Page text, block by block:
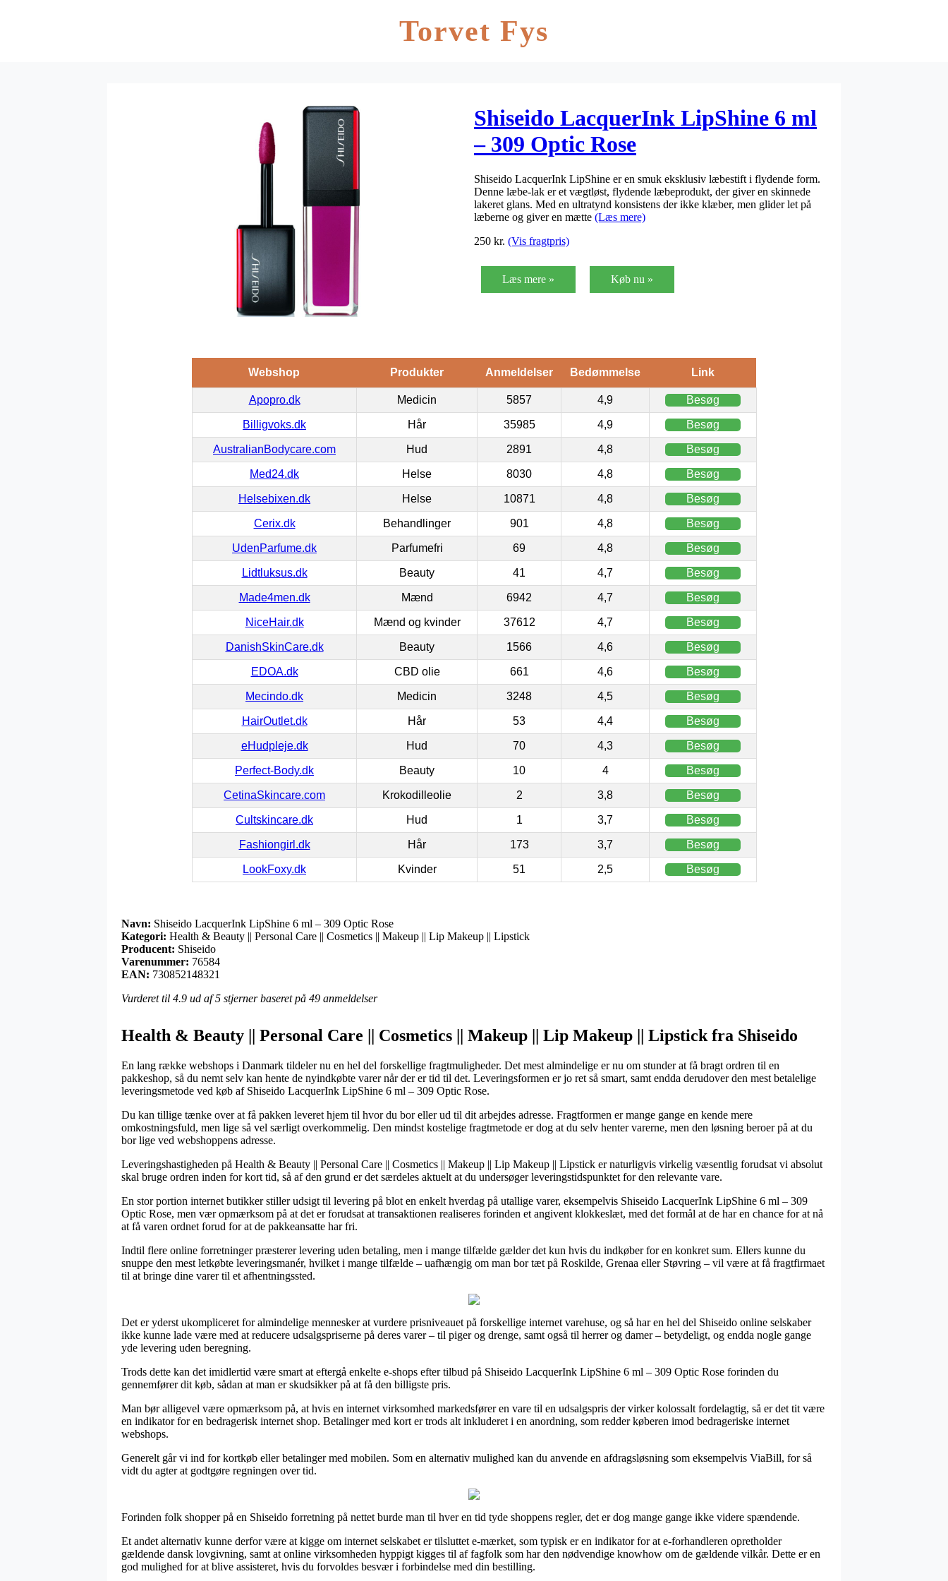
Torvet Fys
Shiseido LacquerInk LipShine 6 ml
– 309 Optic Rose
Shiseido LacquerInk LipShine er en smuk eksklusiv læbestift i flydende form.
Denne læbe-lak er et vægtløst, flydende læbeprodukt, der giver en skinnede
lakeret glans. Med en ultratynd konsistens der ikke klæber, men glider let på
læberne og giver en mætte (Læs mere)
250 kr. (Vis fragtpris)
Læs mere » Køb nu »
Webshop Produkter Anmeldelser Bedømmelse Link
Apopro.dk Medicin 5857 4,9 Besøg
Billigvoks.dk Hår 35985 4,9 Besøg
AustralianBodycare.com Hud 2891 4,8 Besøg
Med24.dk Helse 8030 4,8 Besøg
Helsebixen.dk Helse 10871 4,8 Besøg
Cerix.dk Behandlinger 901 4,8 Besøg
UdenParfume.dk Parfumefri 69 4,8 Besøg
Lidtluksus.dk Beauty 41 4,7 Besøg
Made4men.dk Mænd 6942 4,7 Besøg
NiceHair.dk Mænd og kvinder 37612 4,7 Besøg
DanishSkinCare.dk Beauty 1566 4,6 Besøg
EDOA.dk CBD olie 661 4,6 Besøg
Mecindo.dk Medicin 3248 4,5 Besøg
HairOutlet.dk Hår 53 4,4 Besøg
eHudpleje.dk Hud 70 4,3 Besøg
Perfect-Body.dk Beauty 10 4 Besøg
CetinaSkincare.com Krokodilleolie 2 3,8 Besøg
Cultskincare.dk Hud 1 3,7 Besøg
Fashiongirl.dk Hår 173 3,7 Besøg
LookFoxy.dk Kvinder 51 2,5 Besøg
Navn: Shiseido LacquerInk LipShine 6 ml – 309 Optic Rose
Kategori: Health & Beauty || Personal Care || Cosmetics || Makeup || Lip Makeup || Lipstick
Producent: Shiseido
Varenummer: 76584
EAN: 730852148321
Vurderet til 4.9 ud af 5 stjerner baseret på 49 anmeldelser
Health & Beauty || Personal Care || Cosmetics || Makeup || Lip Makeup || Lipstick fra Shiseido
En lang række webshops i Danmark tildeler nu en hel del forskellige fragtmuligheder. Det mest almindelige er nu om stunder at få bragt ordren til en
pakkeshop, så du nemt selv kan hente de nyindkøbte varer når der er tid til det. Leveringsformen er jo ret så smart, samt endda derudover den mest betalelige
leveringsmetode ved køb af Shiseido LacquerInk LipShine 6 ml – 309 Optic Rose.
Du kan tillige tænke over at få pakken leveret hjem til hvor du bor eller ud til dit arbejdes adresse. Fragtformen er mange gange en kende mere
omkostningsfuld, men lige så vel særligt overkommelig. Den mindst kostelige fragtmetode er dog at du selv henter varerne, men den løsning beroer på at du
bor lige ved webshoppens adresse.
Leveringshastigheden på Health & Beauty || Personal Care || Cosmetics || Makeup || Lip Makeup || Lipstick er naturligvis virkelig væsentlig forudsat vi absolut
skal bruge ordren inden for kort tid, så af den grund er det særdeles aktuelt at du undersøger leveringstidspunktet for den relevante vare.
En stor portion internet butikker stiller udsigt til levering på blot en enkelt hverdag på utallige varer, eksempelvis Shiseido LacquerInk LipShine 6 ml – 309
Optic Rose, men vær opmærksom på at det er forudsat at transaktionen realiseres forinden et angivent klokkeslæt, med det formål at de har en chance for at nå
at få varen ordnet forud for at de pakkeansatte har fri.
Indtil flere online forretninger præsterer levering uden betaling, men i mange tilfælde gælder det kun hvis du indkøber for en konkret sum. Ellers kunne du
snuppe den mest letkøbte leveringsmanér, hvilket i mange tilfælde – uafhængig om man bor tæt på Roskilde, Grenaa eller Støvring – vil være at få fragtfirmaet
til at bringe dine varer til et afhentningssted.
Det er yderst ukompliceret for almindelige mennesker at vurdere prisniveauet på forskellige internet varehuse, og så har en hel del Shiseido online selskaber
ikke kunne lade være med at reducere udsalgspriserne på deres varer – til piger og drenge, samt også til herrer og damer – betydeligt, og endda nogle gange
yde levering uden beregning.
Trods dette kan det imidlertid være smart at eftergå enkelte e-shops efter tilbud på Shiseido LacquerInk LipShine 6 ml – 309 Optic Rose forinden du
gennemfører dit køb, sådan at man er skudsikker på at få den billigste pris.
Man bør alligevel være opmærksom på, at hvis en internet virksomhed markedsfører en vare til en udsalgspris der virker kolossalt fordelagtig, så er det tit være
en indikator for en bedragerisk internet shop. Betalinger med kort er trods alt inkluderet i en anordning, som redder køberen imod bedrageriske internet
webshops.
Generelt går vi ind for kortkøb eller betalinger med mobilen. Som en alternativ mulighed kan du anvende en afdragsløsning som eksempelvis ViaBill, for så
vidt du agter at godtgøre regningen over tid.
Forinden folk shopper på en Shiseido forretning på nettet burde man til hver en tid tyde shoppens regler, det er dog mange gange ikke videre spændende.
Et andet alternativ kunne derfor være at kigge om internet selskabet er tilsluttet e-mærket, som typisk er en indikator for at e-forhandleren opretholder
gældende dansk lovgivning, samt at online virksomheden hyppigt kigges til af fagfolk som har den nødvendige knowhow om de gældende vilkår. Dette er en
god mulighed for at blive assisteret, hvis du forvoldes besvær i forbindelse med din bestilling.